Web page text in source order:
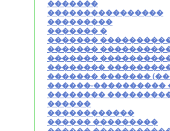
�������
����������������
���������
������� �
�������
�������
�������
��������
������� �������
������-����������
��������
������
������������
������ ���������